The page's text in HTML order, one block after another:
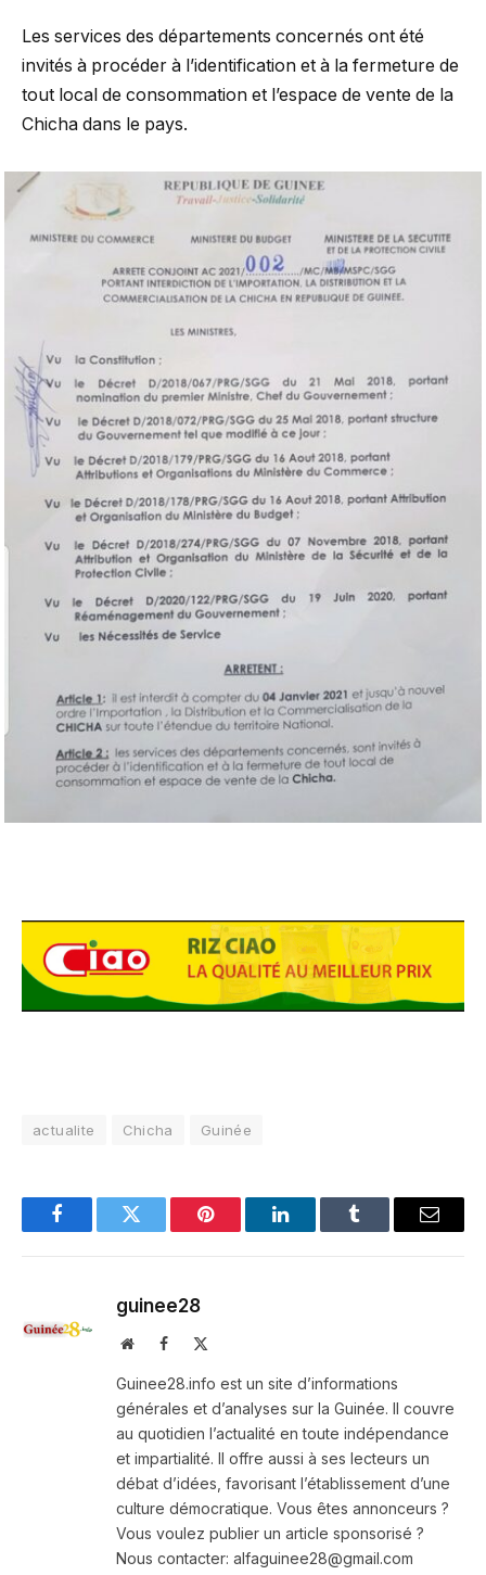
Les services des départements concernés ont été
invités à procéder à l’identification et à la fermeture de
tout local de consommation et l’espace de vente de la
Chicha dans le pays.
actualite Chicha Guinée
FacebookTwitter Pinterest LinkedInTumblr Email
guinee28
WebsiteFacebook
Guinee28.info est un site d’informations
générales et d’analyses sur la Guinée. Il couvre
au quotidien l’actualité en toute indépendance
et impartialité. Il offre aussi à ses lecteurs un
débat d’idées, favorisant l’établissement d’une
culture démocratique. Vous êtes annonceurs ?
Vous voulez publier un article sponsorisé ?
Nous contacter: alfaguinee28@gmail.com